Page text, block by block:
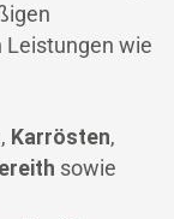
Leistungen wie
, Karrösten,
sowie